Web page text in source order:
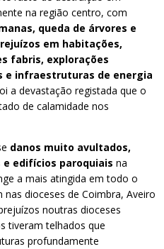
na região centro, com
queda de árvores e
em habitações,
fabris, explorações
e infraestruturas de energia
a devastação registada que o
de calamidade nos
danos muito avultados,
edifícios paroquiais na
a mais atingida em todo o
dioceses de Coimbra, Aveiro
noutras dioceses
tiveram telhados que
profundamente